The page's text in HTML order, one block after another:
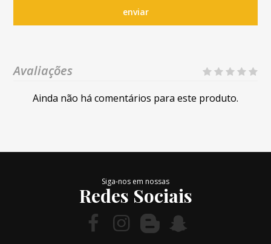
enviar
Avaliações
Ainda não há comentários para este produto.
Siga-nos em nossas
Redes Sociais